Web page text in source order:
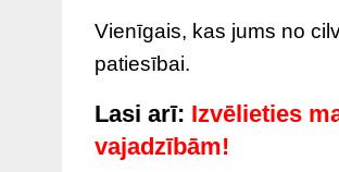
Vienīgais, kas jums no
patiesībai.
Lasi arī: Izvēlieties
vajadzībām!